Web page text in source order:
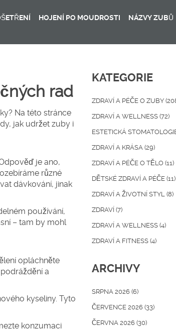
HOJENÍ PO MOUDROSTI NÁZVY ZUBŮ
rad
Na této stránce
jak udržet zuby i
je ano,
různé
dávkování, jinak
používání,
– tam by mohl
opláchněte
a
kyseliny. Tyto
konzumaci
KATEGORIE
ZDRAVÍ A PÉČE O ZUBY
ZDRAVÍ A WELLNESS (72)
ESTETICKÁ
ZDRAVÍ A KRÁSA (29)
ZDRAVÍ A PÉČE O TĚLO (11)
DĚTSKÉ ZDRAVÍ A PÉČE (11)
ZDRAVÍ A ŽIVOTNÍ STYL (8)
ZDRAVÍ (7)
ZDRAVÍ A WELLNESS (4)
ZDRAVÍ A FITNESS (4)
ARCHIVY
SRPNA 2026 (6)
ČERVENCE 2026 (33)
ČERVNA 2026 (30)